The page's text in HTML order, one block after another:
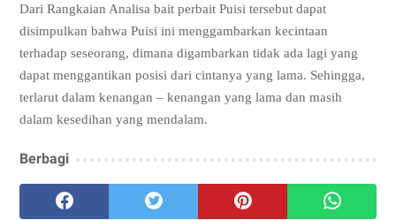
Dari Rangkaian Analisa bait perbait Puisi tersebut dapat
disimpulkan bahwa Puisi ini menggambarkan kecintaan
terhadap seseorang, dimana digambarkan tidak ada lagi yang
dapat menggantikan posisi dari cintanya yang lama. Sehingga,
terlarut dalam kenangan – kenangan yang lama dan masih
dalam kesedihan yang mendalam.
Berbagi